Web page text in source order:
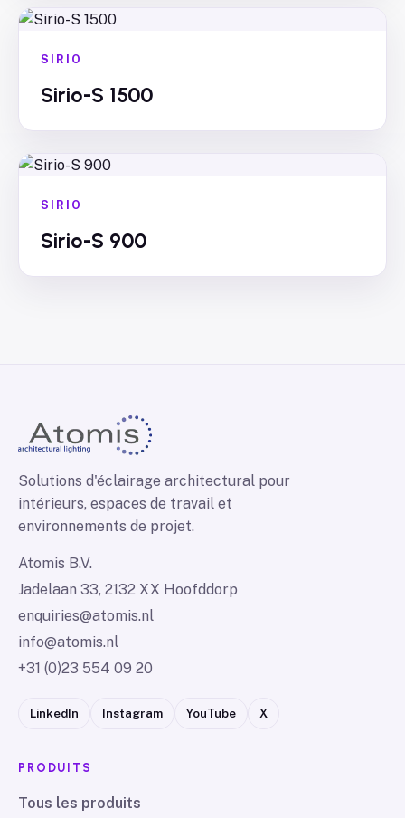
SIRIO
Sirio-S 1500
SIRIO
Sirio-S 900
Solutions d'éclairage architectural pour
intérieurs, espaces de travail et
environnements de projet.
Atomis B.V.
Jadelaan 33, 2132 XX Hoofddorp
enquiries@atomis.nl
info@atomis.nl
+31 (0)23 554 09 20
LinkedIn Instagram YouTube X
PRODUITS
Tous les produits